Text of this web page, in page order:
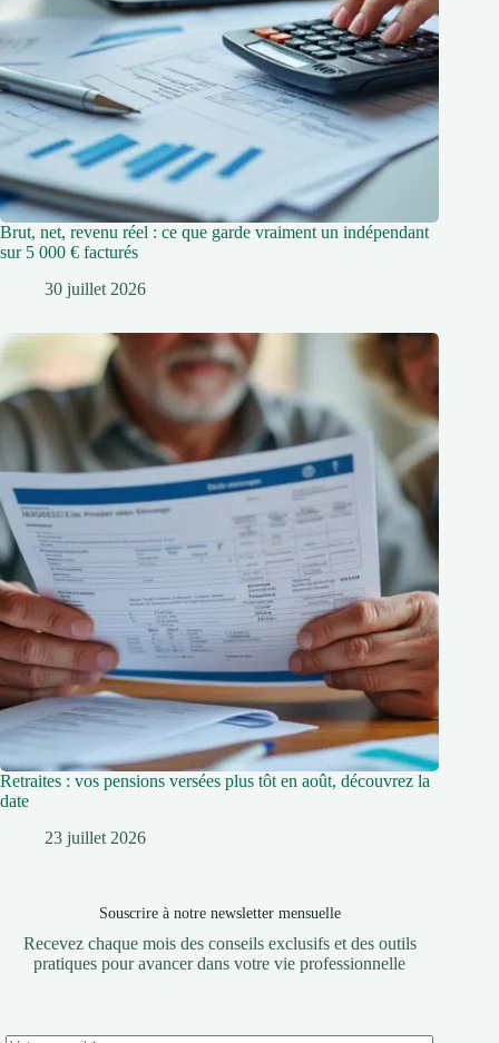
Brut, net, revenu réel : ce que garde vraiment un indépendant
sur 5 000 € facturés
30 juillet 2026
Retraites : vos pensions versées plus tôt en août, découvrez la
date
23 juillet 2026
Souscrire à notre newsletter mensuelle
Recevez chaque mois des conseils exclusifs et des outils
pratiques pour avancer dans votre vie professionnelle